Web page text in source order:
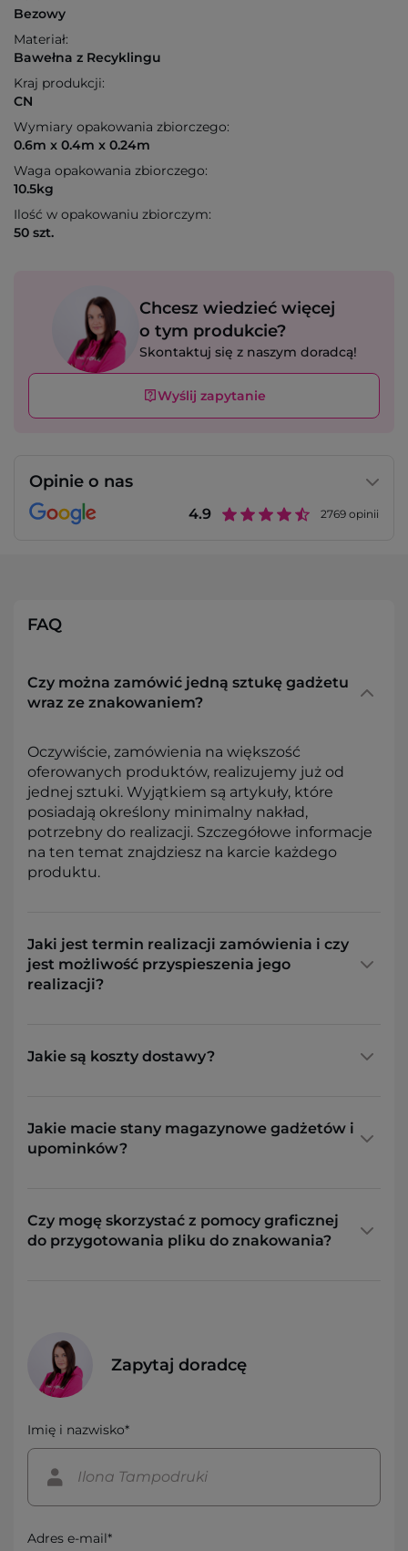
Bezowy
Materiał:
Bawełna z Recyklingu
Kraj produkcji:
CN
Wymiary opakowania zbiorczego:
0.6m x 0.4m x 0.24m
Waga opakowania zbiorczego:
10.5kg
Ilość w opakowaniu zbiorczym:
50 szt.
Chcesz wiedzieć więcej
o tym produkcie?
Skontaktuj się z naszym doradcą!
Wyślij zapytanie
Opinie o nas
4.9 2769 opinii
FAQ
Czy można zamówić jedną sztukę gadżetu
wraz ze znakowaniem?
Oczywiście, zamówienia na większość
oferowanych produktów, realizujemy już od
jednej sztuki. Wyjątkiem są artykuły, które
posiadają określony minimalny nakład,
potrzebny do realizacji. Szczegółowe informacje
na ten temat znajdziesz na karcie każdego
produktu.
Jaki jest termin realizacji zamówienia i czy
jest możliwość przyspieszenia jego
realizacji?
Jakie są koszty dostawy?
Jakie macie stany magazynowe gadżetów i
upominków?
Czy mogę skorzystać z pomocy graficznej
do przygotowania pliku do znakowania?
Zapytaj doradcę
Imię i nazwisko*
Adres e-mail*